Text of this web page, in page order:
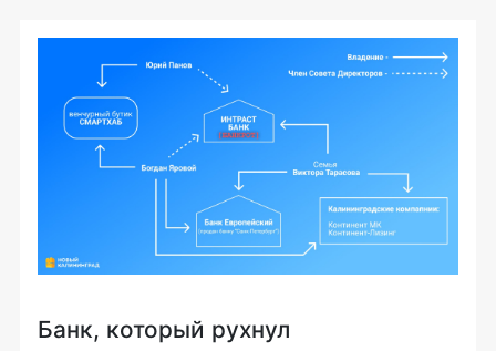
Банк, который рухнул